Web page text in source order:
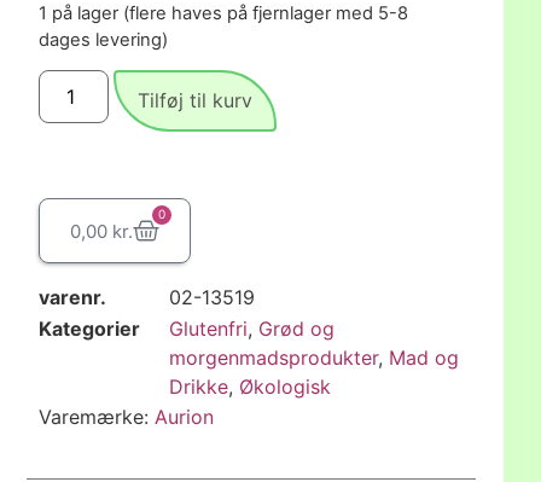
1 på lager (flere haves på fjernlager med 5-8
dages levering)
Tilføj til kurv
0,00 kr.
0
varenr.
02-13519
Kategorier
Glutenfri, Grød og
morgenmadsprodukter, Mad og
Drikke, Økologisk
Varemærke:Aurion